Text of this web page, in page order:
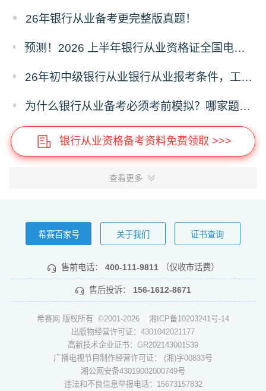
26年银行从业备考更完整版真题！
预测！2026 上半年银行从业资格证全国电子证书什么时候开通下载？
26年初中级银行从业银行从业报考条件，工作年限有没有要求？
为什么银行从业备考必须考前模拟？哪家题库可机考模拟呢？
银行从业资格备考资料免费领取 >>>
查看更多
希赛百家号 关于我们 证书查询
售前电话： 400-111-9811 （仅收市话费）
售后投诉： 156-1612-8671
希赛网 版权所有 ©2001-2026 湘ICP备10203241号-14
出版物经营许可证：4301042021177
高新技术企业证书：GR202143001539
广播电视节目制作经营许可证： (湘)字00833号
湘公网安备43019002000749号
违法和不良信息举报电话：15673157832